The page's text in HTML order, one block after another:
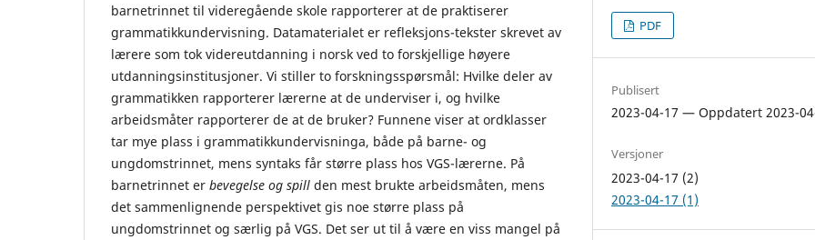
barnetrinnet til videregående skole rapporterer at de praktiserer
grammatikkundervisning. Datamaterialet er refleksjons-tekster skrevet av
lærere som tok videreutdanning i norsk ved to forskjellige høyere
utdanningsinstitusjoner. Vi stiller to forskningsspørsmål: Hvilke deler av
grammatikken rapporterer lærerne at de underviser i, og hvilke
arbeidsmåter rapporterer de at de bruker? Funnene viser at ordklasser
tar mye plass i grammatikkundervisninga, både på barne- og
ungdomstrinnet, mens syntaks får større plass hos VGS-lærerne. På
barnetrinnet er bevegelse og spill den mest brukte arbeidsmåten, mens
det sammenlignende perspektivet gis noe større plass på
ungdomstrinnet og særlig på VGS. Det ser ut til å være en viss mangel på
PDF
Publisert
2023-04-17 — Oppdatert 2023-
Versjoner
2023-04-17 (2)
2023-04-17 (1)